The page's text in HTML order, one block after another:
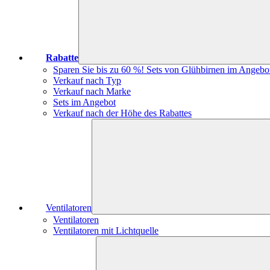
Rabatte
Sparen Sie bis zu 60 %! Sets von Glühbirnen im
Verkauf nach Typ
Verkauf nach Marke
Sets im Angebot
Verkauf nach der Höhe des Rabattes
Ventilatoren
Ventilatoren
Ventilatoren mit Lichtquelle